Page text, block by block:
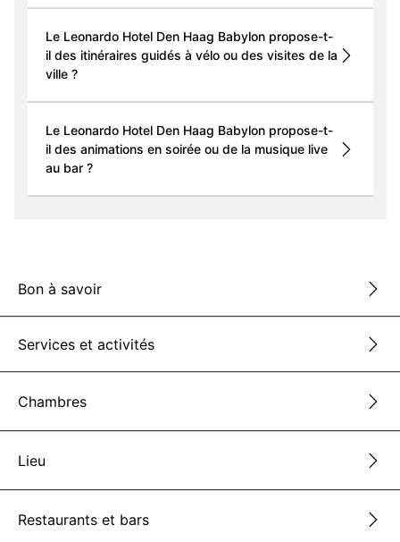
Le Leonardo Hotel Den Haag Babylon propose-t-
il des itinéraires guidés à vélo ou des visites de la
ville ?
Le Leonardo Hotel Den Haag Babylon propose-t-
il des animations en soirée ou de la musique live
au bar ?
Bon à savoir
Services et activités
Chambres
Lieu
Restaurants et bars